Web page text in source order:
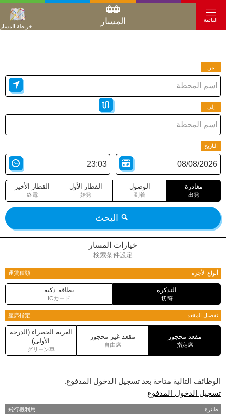
القائمة المسار خريطة المسار
من
إلى
التاريخ
مغادرة
出発
الوصول
到着
القطار الأول
始発
القطار الأخير
終電
البحث
خيارات المسار
検索条件設定
أنواع الأجرة 運賃種類
التذكرة
切符
بطاقة ذكية
ICカード
تفضيل المقعد 座席指定
مقعد محجوز
指定席
مقعد غير محجوز
自由席
العربة الخضراء (الدرجة
الأولى)
グリーン車
الوظائف التالية متاحة بعد تسجيل الدخول المدفوع.
تسجيل الدخول المدفوع
طائرة 飛行機利用